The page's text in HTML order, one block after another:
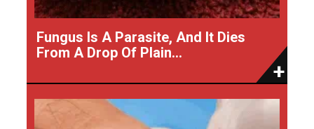
Fungus Is A Parasite, And It Dies
From A Drop Of Plain...